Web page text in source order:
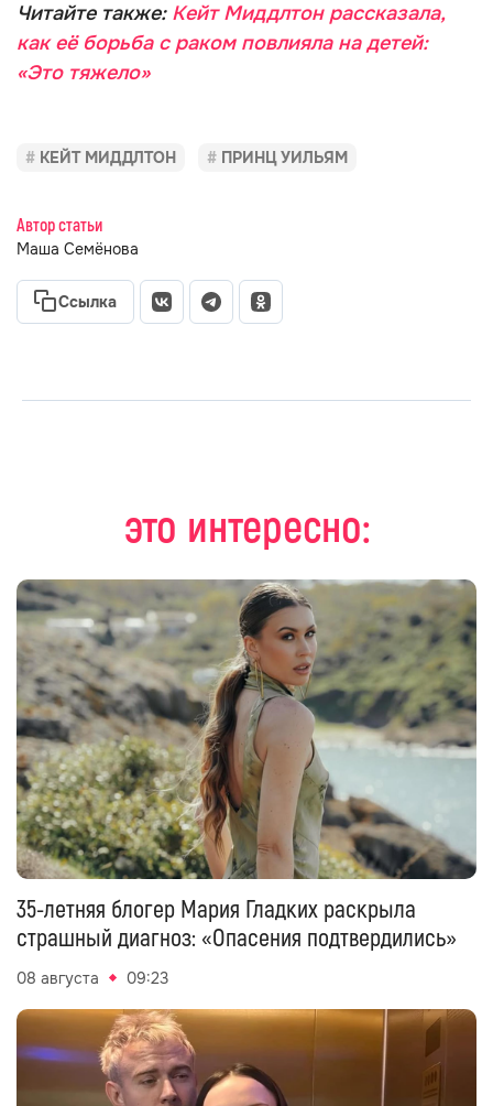
Читайте также: Кейт Миддлтон рассказала,
как её борьба с раком повлияла на детей:
«Это тяжело»
КЕЙТ МИДДЛТОН ПРИНЦ УИЛЬЯМ
Автор статьи
Маша Семёнова
Ссылка
это интересно:
35-летняя блогер Мария Гладких раскрыла
страшный диагноз: «Опасения подтвердились»
08 августа 09:23